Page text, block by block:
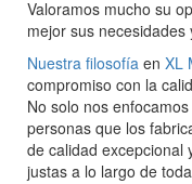
Valoramos mucho su
mejor sus necesidades
Nuestra filosofía en XL
compromiso con la
No solo nos
personas que los
de calidad excepcional
justas a lo largo de